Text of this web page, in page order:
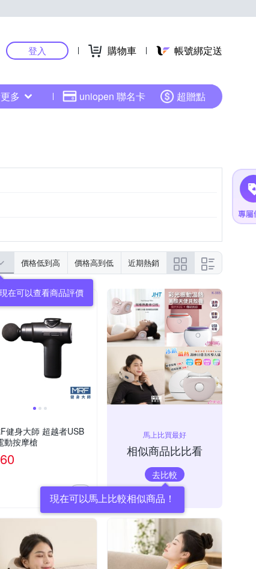
登入 購物車 帳號綁定送
多 uniopen 聯名卡 超贈點
價格低到高 價格高到低 近期熱銷
現在可以查看商品評價
健身大師 超越者USB
動按摩槍
馬上比買最好
相似商品比比看
去比較
現在可以馬上比較相似商品！